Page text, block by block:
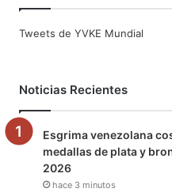
o
k
r
e
Tweets de YVKE Mundial
Noticias Recientes
Esgrima venezolana
medallas de plata y
2026
hace 3 minutos